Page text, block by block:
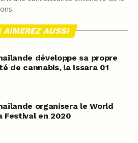
AIMEREZ AUSSI
développe sa propre
de cannabis, la Issara 01
organisera le World
Festival en 2020